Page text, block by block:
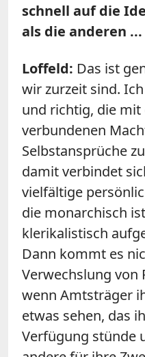
schnell auf die
als die anderen ...
Loffeld: Das ist
wir zurzeit sind.
und richtig, die
verbundenen
Selbstansprüche
damit verbindet
vielfältige
die monarchisch
klerikalistisch
Dann kommt es
Verwechslung von
wenn Amtsträger
etwas sehen, das
Verfügung stünde